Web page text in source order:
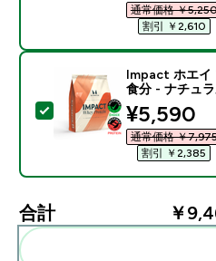
通常価格 ￥
割引 ￥2,610‎
この商品を選択 -
Impact ホエイ
食分 - ナチュ
¥5,590‎
通常価格 ￥
割引 ￥2,385‎
合計 ￥